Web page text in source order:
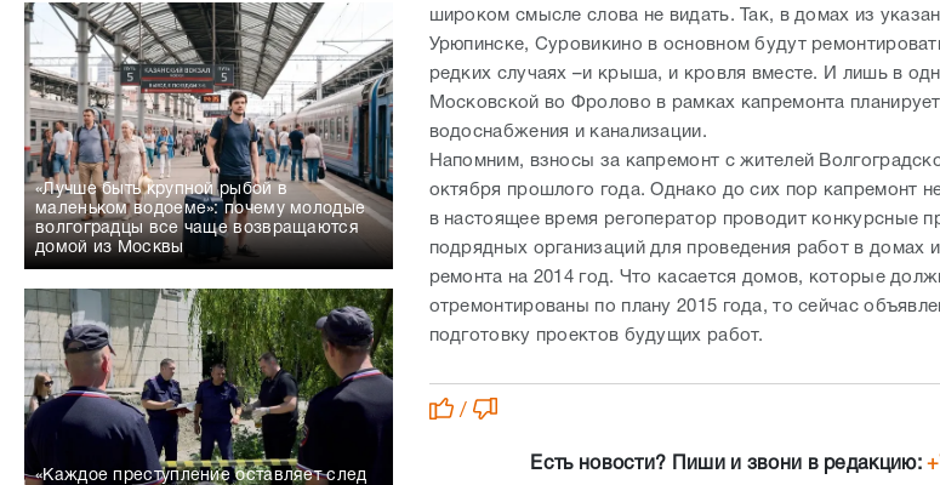
«Лучше быть крупной рыбой в
маленьком водоеме»: почему молодые
волгоградцы все чаще возвращаются
домой из Москвы
«Каждое преступление оставляет след
широком смысле слова не видать. Так, в домах из
Урюпинске, Суровикино в основном будут
редких случаях –и крыша, и кровля вместе. И лишь в
Московской во Фролово в рамках капремонта
водоснабжения и канализации.
Напомним, взносы за капремонт с жителей
октября прошлого года. Однако до сих пор капремонт
в настоящее время регоператор проводит конкурсные
подрядных организаций для проведения работ в домах
ремонта на 2014 год. Что касается домов, которые
отремонтированы по плану 2015 года, то сейчас
подготовку проектов будущих работ.
/
Есть новости? Пиши и звони в редакцию: